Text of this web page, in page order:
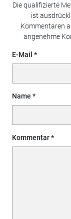
Die qualifizierte
ist
Kommentaren
angenehme
E-Mail
Name
Kommentar